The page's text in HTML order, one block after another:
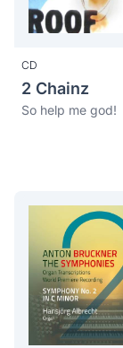
CD
2 Chainz
So help me god!